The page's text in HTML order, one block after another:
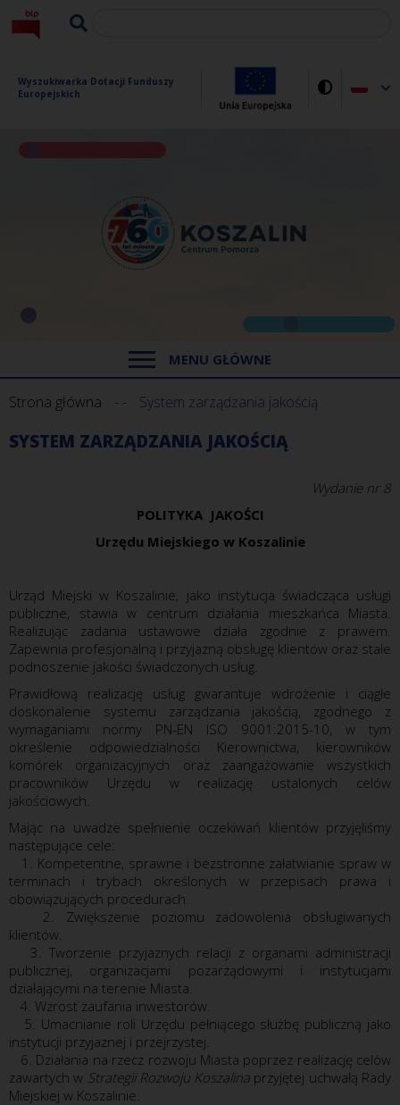
Wyszukiwarka Dotacji Funduszy
Europejskich
MENU GŁÓWNE
Strona główna System zarządzania jakością
SYSTEM ZARZĄDZANIA JAKOŚCIĄ
Wydanie nr 8
POLITYKA JAKOŚCI
Urzędu Miejskiego w Koszalinie
Urząd Miejski w Koszalinie, jako instytucja świadcząca usługi
publiczne, stawia w centrum działania mieszkańca Miasta.
Realizując zadania ustawowe działa zgodnie z prawem.
Zapewnia profesjonalną i przyjazną obsługę klientów oraz stałe
podnoszenie jakości świadczonych usług.
Prawidłową realizację usług gwarantuje wdrożenie i ciągłe
doskonalenie systemu zarządzania jakością, zgodnego z
wymaganiami normy PN-EN ISO 9001:2015-10, w tym
określenie odpowiedzialności Kierownictwa, kierowników
komórek organizacyjnych oraz zaangażowanie wszystkich
pracowników Urzędu w realizację ustalonych celów
jakościowych.
Mając na uwadze spełnienie oczekiwań klientów przyjęliśmy
następujące cele:
1. Kompetentne, sprawne i bezstronne załatwianie spraw w
terminach i trybach określonych w przepisach prawa i
obowiązujących procedurach.
2. Zwiększenie poziomu zadowolenia obsługiwanych
klientów.
3. Tworzenie przyjaznych relacji z organami administracji
publicznej, organizacjami pozarządowymi i instytucjami
działającymi na terenie Miasta.
4. Wzrost zaufania inwestorów.
5. Umacnianie roli Urzędu pełniącego służbę publiczną jako
instytucji przyjaznej i przejrzystej.
6. Działania na rzecz rozwoju Miasta poprzez realizację celów
zawartych w Strategii Rozwoju Koszalina przyjętej uchwałą Rady
Miejskiej w Koszalinie.